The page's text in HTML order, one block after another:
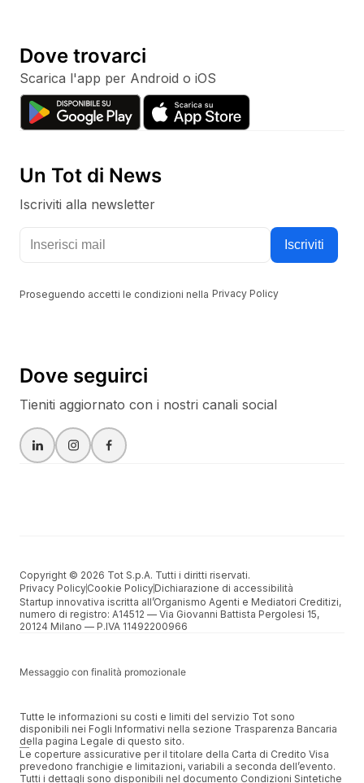
Dove trovarci
Scarica l'app per Android o iOS
Un Tot di News
Iscriviti alla newsletter
Tieniti aggiornato con i nostri canali social
Iscriviti
Proseguendo accetti le condizioni nella Privacy Policy
Dove seguirci
Tieniti aggiornato con i nostri canali social
Copyright © 2026 Tot S.p.A. Tutti i diritti riservati.
Privacy PolicyCookie PolicyDichiarazione di accessibilità
Startup innovativa iscritta all’Organismo Agenti e Mediatori Creditizi,
numero di registro: A14512 –– Via Giovanni Battista Pergolesi 15,
20124 Milano –– P.IVA 11492200966
Messaggio con finalità promozionale
Tutte le informazioni su costi e limiti del servizio Tot sono
disponibili nei Fogli Informativi nella sezione Trasparenza Bancaria
della pagina Legale di questo sito.
Le coperture assicurative per il titolare della Carta di Credito Visa
prevedono franchigie e limitazioni, variabili a seconda dell’evento.
Tutti i dettagli sono disponibili nel documento Condizioni Sintetiche